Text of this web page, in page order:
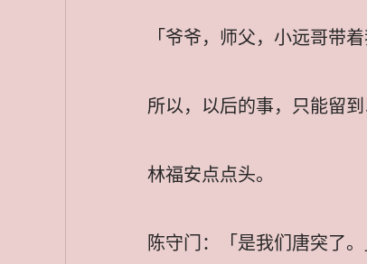
「爷爷，师父，小远哥带
所以，以后的事，只能留到
林福安点点头。
陈守门：「是我们唐突了。